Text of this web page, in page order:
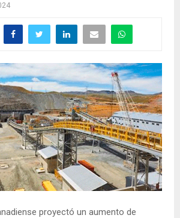
proyectó un aumento de